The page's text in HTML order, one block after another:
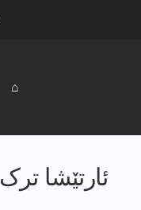
⌂
ئارتێشا